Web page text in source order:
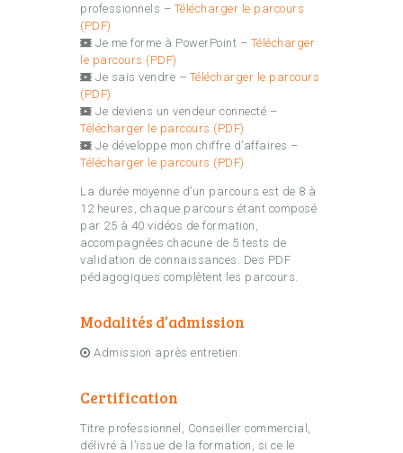
professionnels – Télécharger le parcours
(PDF)
Je me forme à PowerPoint – Télécharger
le parcours (PDF)
Je sais vendre – Télécharger le parcours
(PDF)
Je deviens un vendeur connecté –
Télécharger le parcours (PDF)
Je développe mon chiffre d’affaires –
Télécharger le parcours (PDF)
La durée moyenne d’un parcours est de 8 à
12 heures, chaque parcours étant composé
par 25 à 40 vidéos de formation,
accompagnées chacune de 5 tests de
validation de connaissances. Des PDF
pédagogiques complètent les parcours.
Modalités d’admission
Admission après entretien.
Certification
Titre professionnel, Conseiller commercial,
délivré à l’issue de la formation, si ce le